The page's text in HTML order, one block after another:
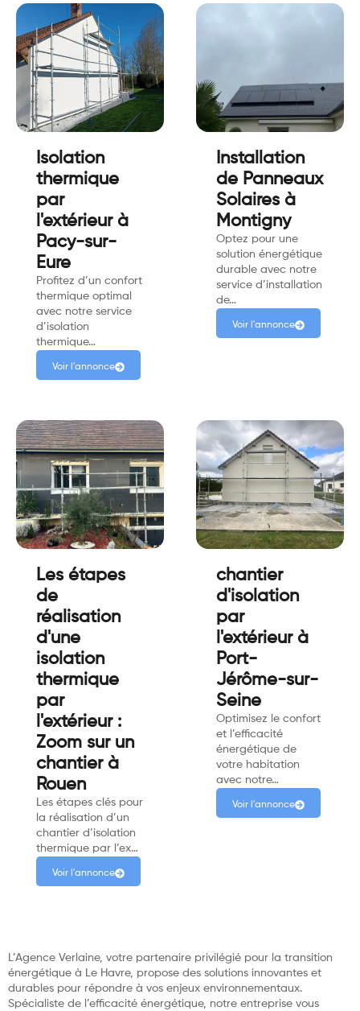
Isolation
thermique
par
l'extérieur à
Pacy-sur-
Eure
Profitez d’un confort
thermique optimal
avec notre service
d’isolation
thermique…
Voir l'annonce
Installation
de Panneaux
Solaires à
Montigny
Optez pour une
solution énergétique
durable avec notre
service d’installation
de…
Voir l'annonce
Les étapes
de
réalisation
d'une
isolation
thermique
par
l'extérieur :
Zoom sur un
chantier à
Rouen
Les étapes clés pour
la réalisation d’un
chantier d’isolation
thermique par l’ex…
Voir l'annonce
chantier
d'isolation
par
l'extérieur à
Port-
Jérôme-sur-
Seine
Optimisez le confort
et l’efficacité
énergétique de
votre habitation
avec notre…
Voir l'annonce
L’Agence Verlaine, votre partenaire privilégié pour la transition
énergétique à Le Havre, propose des solutions innovantes et
durables pour répondre à vos enjeux environnementaux.
Spécialiste de l’efficacité énergétique, notre entreprise vous